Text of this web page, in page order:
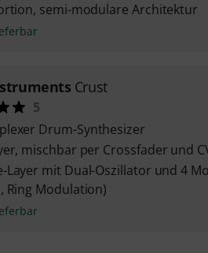
semi-modulare Architektur
Crust
5
Drum-Synthesizer
mischbar per Crossfader und
Layer mit Dual-Oszillator und 4
Ring Modulation)